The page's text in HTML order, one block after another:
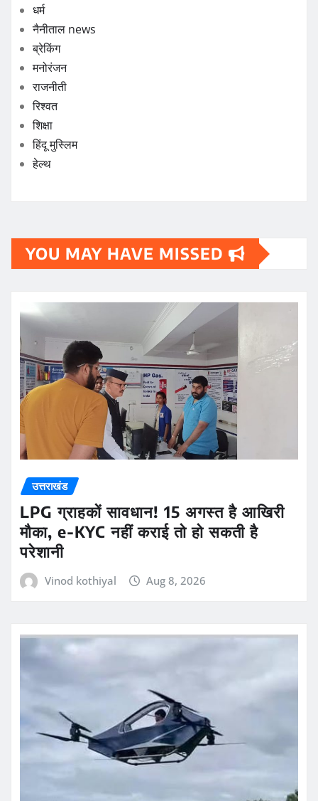
धर्म
नैनीताल news
ब्रेकिंग
मनोरंजन
राजनीती
रिश्वत
शिक्षा
हिंदू मुस्लिम
हेल्थ
YOU MAY HAVE MISSED
उत्तराखंड
LPG ग्राहकों सावधान! 15 अगस्त है आखिरी
मौका, e-KYC नहीं कराई तो हो सकती है
परेशानी
Vinod kothiyal Aug 8, 2026